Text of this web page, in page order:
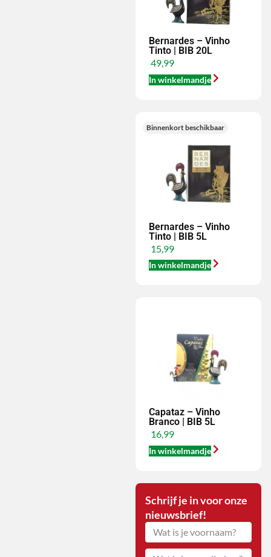
Bernardes – Vinho
Tinto | BIB 20L
49,99
In winkelmandje
Binnenkort beschikbaar
Bernardes – Vinho
Tinto | BIB 5L
15,99
In winkelmandje
Capataz – Vinho
Branco | BIB 5L
16,99
In winkelmandje
Schrijf je in voor onze
nieuwsbrief!